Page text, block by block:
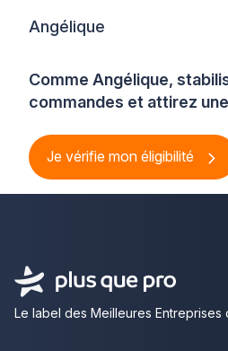
Comme Angélique,
commandes et attirez
Je vérifie mon éligibilité
Angélique
Le label des Meilleures Entreprises